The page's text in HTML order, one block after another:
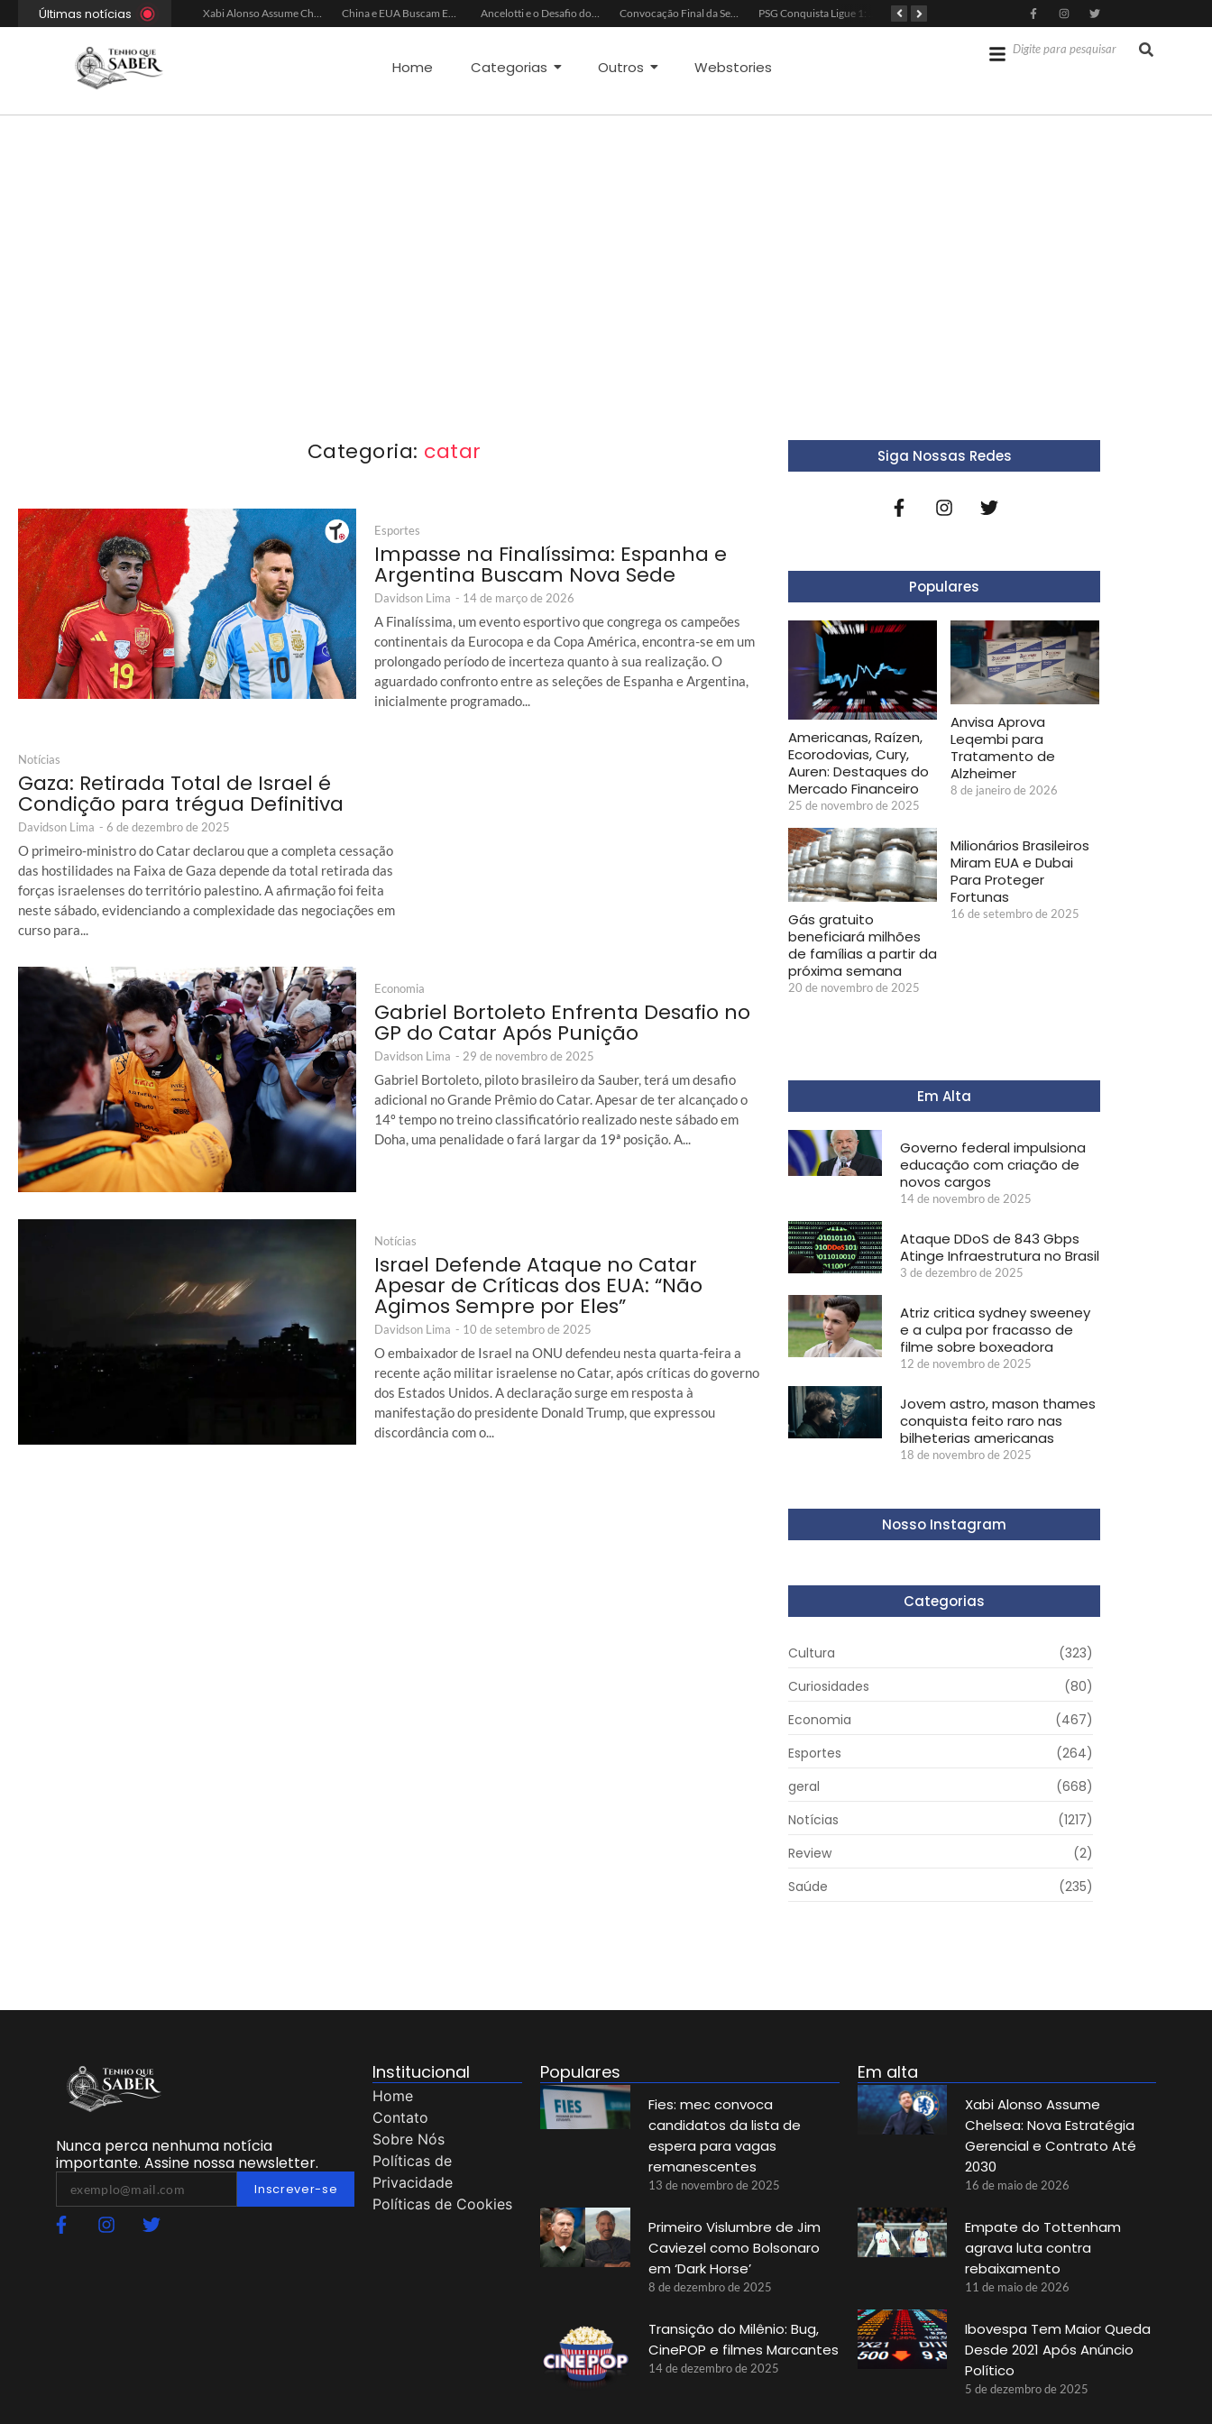
Últimas notícias Xabi Alonso Assume Chelsea: Nova Estratégia Gerencial e Contrato Até 2030 China e EUA Buscam Expansão do Comércio Agrícola Ancelotti e o Desafio dos Goleiros na Seleção Convocação Final da Seleção Brasileira para a Copa do Mundo 2026
Home Categorias Outros Webstories
Categoria: catar
Esportes
Impasse na Finalíssima: Espanha e
Argentina Buscam Nova Sede
Davidson Lima - 14 de março de 2026
A Finalíssima, um evento esportivo que congrega os campeões
continentais da Eurocopa e da Copa América, encontra-se em um
prolongado período de incerteza quanto à sua realização. O
aguardado confronto entre as seleções de Espanha e Argentina,
inicialmente programado...
Notícias
Gaza: Retirada Total de Israel é
Condição para trégua Definitiva
Davidson Lima - 6 de dezembro de 2025
O primeiro-ministro do Catar declarou que a completa cessação
das hostilidades na Faixa de Gaza depende da total retirada das
forças israelenses do território palestino. A afirmação foi feita
neste sábado, evidenciando a complexidade das negociações em
curso para...
Economia
Gabriel Bortoleto Enfrenta Desafio no
GP do Catar Após Punição
Davidson Lima - 29 de novembro de 2025
Gabriel Bortoleto, piloto brasileiro da Sauber, terá um desafio
adicional no Grande Prêmio do Catar. Apesar de ter alcançado o
14º tempo no treino classificatório realizado neste sábado em
Doha, uma penalidade o fará largar da 19ª posição. A...
Notícias
Israel Defende Ataque no Catar
Apesar de Críticas dos EUA: “Não
Agimos Sempre por Eles”
Davidson Lima - 10 de setembro de 2025
O embaixador de Israel na ONU defendeu nesta quarta-feira a
recente ação militar israelense no Catar, após críticas do governo
dos Estados Unidos. A declaração surge em resposta à
manifestação do presidente Donald Trump, que expressou
discordância com o...
Siga Nossas Redes
Populares
Americanas, Raízen,
Ecorodovias, Cury,
Auren: Destaques do
Mercado Financeiro
25 de novembro de 2025
Anvisa Aprova
Leqembi para
Tratamento de
Alzheimer
8 de janeiro de 2026
Gás gratuito
beneficiará milhões
de famílias a partir da
próxima semana
20 de novembro de 2025
Milionários Brasileiros
Miram EUA e Dubai
Para Proteger
Fortunas
16 de setembro de 2025
Em Alta
Governo federal impulsiona
educação com criação de
novos cargos
14 de novembro de 2025
Ataque DDoS de 843 Gbps
Atinge Infraestrutura no Brasil
3 de dezembro de 2025
Atriz critica sydney sweeney
e a culpa por fracasso de
filme sobre boxeadora
12 de novembro de 2025
Jovem astro, mason thames
conquista feito raro nas
bilheterias americanas
18 de novembro de 2025
Nosso Instagram
Categorias
Cultura
(323)
Curiosidades
(80)
Economia
(467)
Esportes
(264)
geral
(668)
Notícias
(1217)
Review
(2)
Saúde
(235)
Nunca perca nenhuma notícia
importante. Assine nossa newsletter.
Inscrever-se
Institucional
Home
Contato
Sobre Nós
Políticas de
Privacidade
Políticas de Cookies
Populares
Fies: mec convoca
candidatos da lista de
espera para vagas
remanescentes
13 de novembro de 2025
Primeiro Vislumbre de Jim
Caviezel como Bolsonaro
em ‘Dark Horse’
8 de dezembro de 2025
Transição do Milênio: Bug,
CinePOP e filmes Marcantes
14 de dezembro de 2025
Em alta
Xabi Alonso Assume
Chelsea: Nova Estratégia
Gerencial e Contrato Até
2030
16 de maio de 2026
Empate do Tottenham
agrava luta contra
rebaixamento
11 de maio de 2026
Ibovespa Tem Maior Queda
Desde 2021 Após Anúncio
Político
5 de dezembro de 2025